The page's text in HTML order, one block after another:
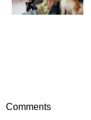
Comments